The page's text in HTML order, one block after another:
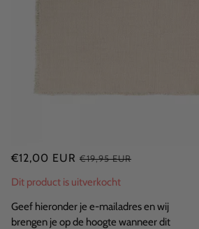
€12,00 EUR €19,95 EUR
Dit product is uitverkocht
Geef hieronder je e-mailadres en wij
brengen je op de hoogte wanneer dit